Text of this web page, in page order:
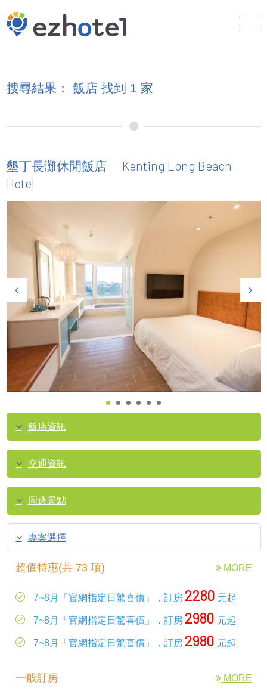
搜尋結果： 飯店 找到 1 家
墾丁長灘休閒飯店
Kenting Long Beach
Hotel
飯店資訊
交通資訊
周邊景點
專案選擇
超值特惠(共 73 項) MORE
7~8月「官網指定日驚喜價」，訂房 2280 元起
7~8月「官網指定日驚喜價」，訂房 2980 元起
7~8月「官網指定日驚喜價」，訂房 2980 元起
一般訂房 MORE